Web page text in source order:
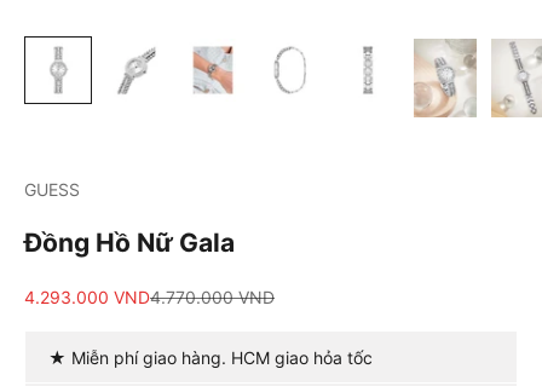
GUESS
Đồng Hồ Nữ Gala
Giá bán
4.293.000 VNDGiá cả phải chăng
4.770.000 VND
★ Miễn phí giao hàng. HCM giao hỏa tốc